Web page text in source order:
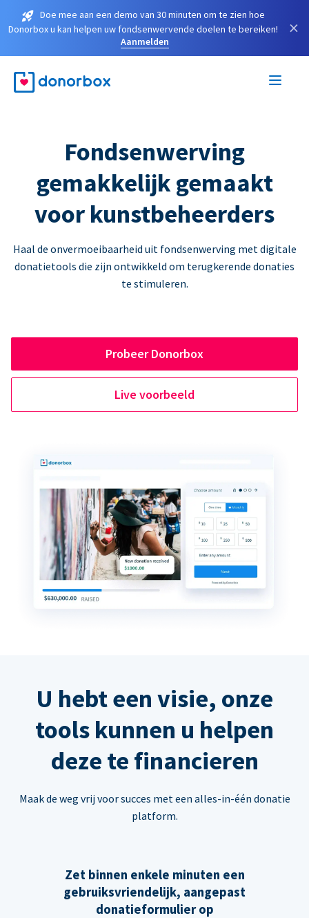
Doe mee aan een demo van 30 minuten om te zien hoe
Donorbox u kan helpen uw fondsenwervende doelen te bereiken!
Aanmelden
×
Fondsenwerving
gemakkelijk gemaakt
voor kunstbeheerders
Haal de onvermoeibaarheid uit fondsenwerving met digitale
donatietools die zijn ontwikkeld om terugkerende donaties
te stimuleren.
Probeer Donorbox
Live voorbeeld
U hebt een visie, onze
tools kunnen u helpen
deze te financieren
Maak de weg vrij voor succes met een alles-in-één donatie
platform.
Zet binnen enkele minuten een
gebruiksvriendelijk, aangepast
donatieformulier op